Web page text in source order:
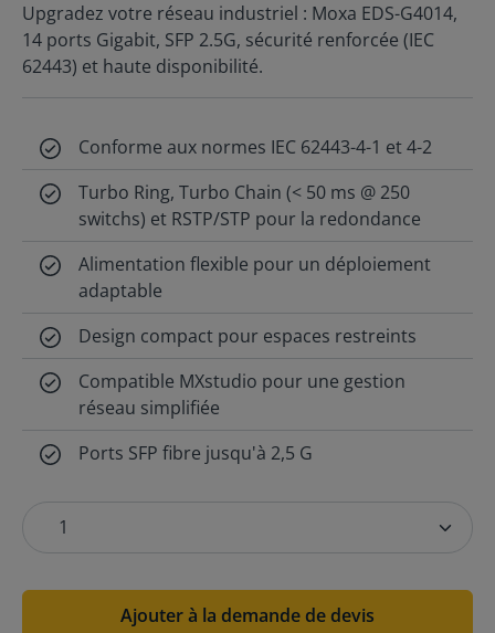
Upgradez votre réseau industriel : Moxa EDS-G4014,
14 ports Gigabit, SFP 2.5G, sécurité renforcée (IEC
62443) et haute disponibilité.
Conforme aux normes IEC 62443-4-1 et 4-2
Turbo Ring, Turbo Chain (< 50 ms @ 250
switchs) et RSTP/STP pour la redondance
Alimentation flexible pour un déploiement
adaptable
Design compact pour espaces restreints
Compatible MXstudio pour une gestion
réseau simplifiée
Ports SFP fibre jusqu'à 2,5 G
Ajouter à la demande de devis